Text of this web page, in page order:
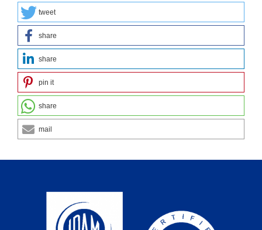
tweet
share
share
pin it
share
mail